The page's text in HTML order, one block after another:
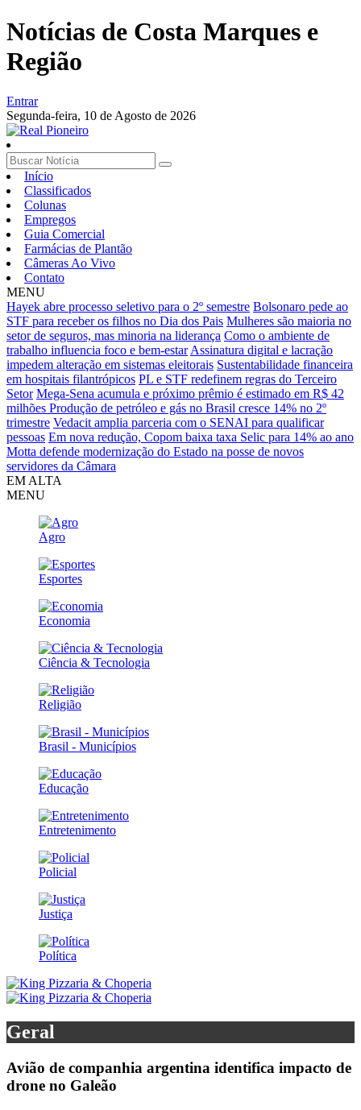
Notícias de Costa Marques e
Região
Entrar
Segunda-feira, 10 de Agosto de 2026
Início
Classificados
Colunas
Empregos
Guia Comercial
Farmácias de Plantão
Câmeras Ao Vivo
Contato
MENU
Hayek abre processo seletivo para o 2º semestre Bolsonaro pede ao
STF para receber os filhos no Dia dos Pais Mulheres são maioria no
setor de seguros, mas minoria na liderança Como o ambiente de
trabalho influencia foco e bem-estar Assinatura digital e lacração
impedem alteração em sistemas eleitorais Sustentabilidade financeira
em hospitais filantrópicos PL e STF redefinem regras do Terceiro
Setor Mega-Sena acumula e próximo prêmio é estimado em R$ 42
milhões Produção de petróleo e gás no Brasil cresce 14% no 2º
trimestre Vedacit amplia parceria com o SENAI para qualificar
pessoas Em nova redução, Copom baixa taxa Selic para 14% ao ano
Motta defende modernização do Estado na posse de novos
servidores da Câmara
EM ALTA
MENU
Agro
Esportes
Economia
Ciência & Tecnologia
Religião
Brasil - Municípios
Educação
Entretenimento
Policial
Justiça
Política
Geral
Avião de companhia argentina identifica impacto de
drone no Galeão